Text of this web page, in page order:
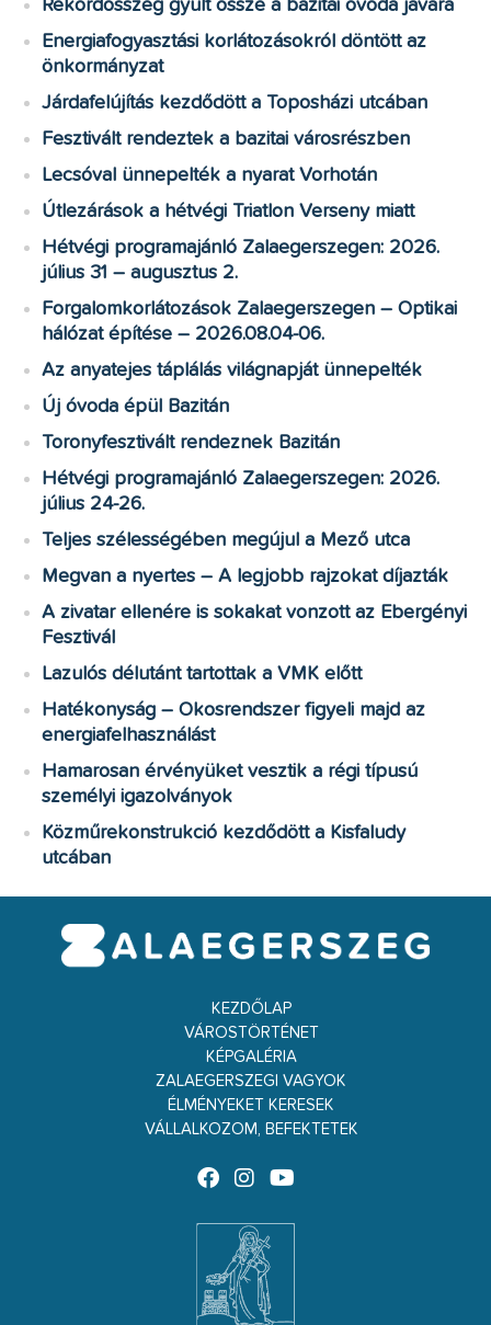
Rekordösszeg gyűlt össze a bazitai óvoda javára
Energiafogyasztási korlátozásokról döntött az
önkormányzat
Járdafelújítás kezdődött a Toposházi utcában
Fesztivált rendeztek a bazitai városrészben
Lecsóval ünnepelték a nyarat Vorhotán
Útlezárások a hétvégi Triatlon Verseny miatt
Hétvégi programajánló Zalaegerszegen: 2026.
július 31 – augusztus 2.
Forgalomkorlátozások Zalaegerszegen – Optikai
hálózat építése – 2026.08.04-06.
Az anyatejes táplálás világnapját ünnepelték
Új óvoda épül Bazitán
Toronyfesztivált rendeznek Bazitán
Hétvégi programajánló Zalaegerszegen: 2026.
július 24-26.
Teljes szélességében megújul a Mező utca
Megvan a nyertes – A legjobb rajzokat díjazták
A zivatar ellenére is sokakat vonzott az Ebergényi
Fesztivál
Lazulós délutánt tartottak a VMK előtt
Hatékonyság – Okosrendszer figyeli majd az
energiafelhasználást
Hamarosan érvényüket vesztik a régi típusú
személyi igazolványok
Közműrekonstrukció kezdődött a Kisfaludy
utcában
KEZDŐLAP
VÁROSTÖRTÉNET
KÉPGALÉRIA
ZALAEGERSZEGI VAGYOK
ÉLMÉNYEKET KERESEK
VÁLLALKOZOM, BEFEKTETEK